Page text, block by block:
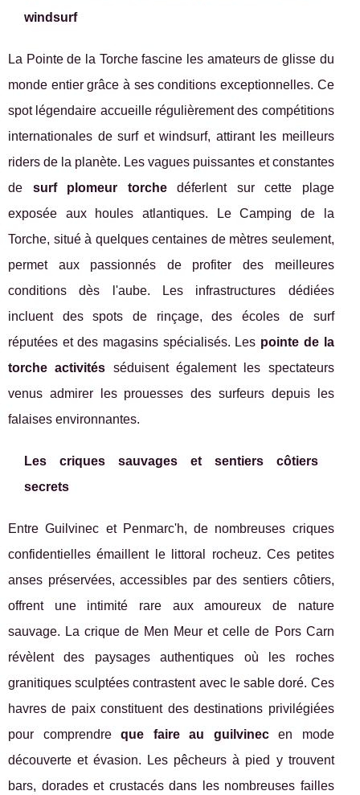
windsurf
La Pointe de la Torche fascine les amateurs de glisse du
monde entier grâce à ses conditions exceptionnelles. Ce
spot légendaire accueille régulièrement des compétitions
internationales de surf et windsurf, attirant les meilleurs
riders de la planète. Les vagues puissantes et constantes
de surf plomeur torchedéferlent sur cette plage
exposée aux houles atlantiques. Le Camping de la
Torche, situé à quelques centaines de mètres seulement,
permet aux passionnés de profiter des meilleures
conditions dès l'aube. Les infrastructures dédiées
incluent des spots de rinçage, des écoles de surf
réputées et des magasins spécialisés. Les pointe de la
torche activités séduisent également les spectateurs
venus admirer les prouesses des surfeurs depuis les
falaises environnantes.
Les criques sauvages et sentiers côtiers
secrets
Entre Guilvinec et Penmarc'h, de nombreuses criques
confidentielles émaillent le littoral rocheuz. Ces petites
anses préservées, accessibles par des sentiers côtiers,
offrent une intimité rare aux amoureux de nature
sauvage. La crique de Men Meur et celle de Pors Carn
révèlent des paysages authentiques où les roches
granitiques sculptées contrastent avec le sable doré. Ces
havres de paix constituent des destinations privilégiées
pour comprendreque faire au guilvinecen mode
découverte et évasion. Les pêcheurs à pied y trouvent
bars, dorades et crustacés dans les nombreuses failles